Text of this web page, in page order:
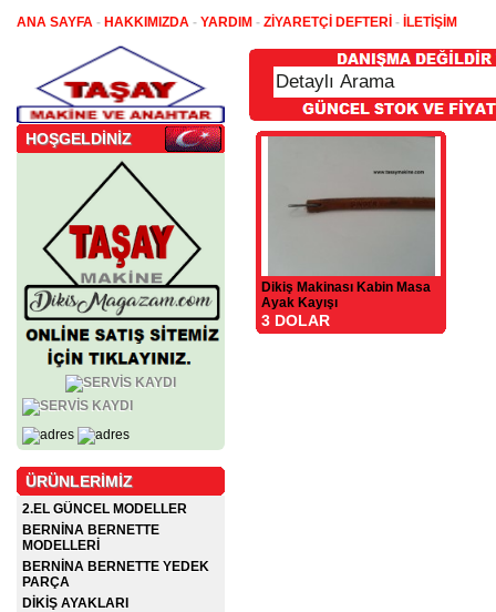
ANA SAYFA - HAKKIMIZDA - YARDIM - ZİYARETÇİ DEFTERİ - İLETİŞİM
HOŞGELDİNİZ
ÜRÜNLERİMİZ
2.EL GÜNCEL MODELLER
BERNİNA BERNETTE
MODELLERİ
BERNİNA BERNETTE YEDEK
PARÇA
DİKİŞ AYAKLARI
Dikiş Makinası Kabin Masa
Ayak Kayışı
3 DOLAR